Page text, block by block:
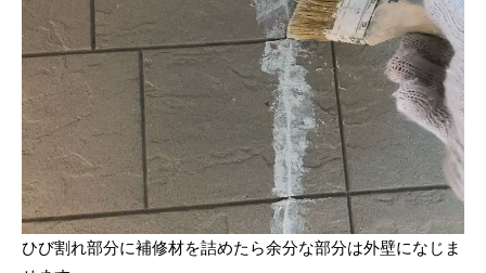
ひび割れ部分に補修材を詰めたら余分な部分は外壁になじま